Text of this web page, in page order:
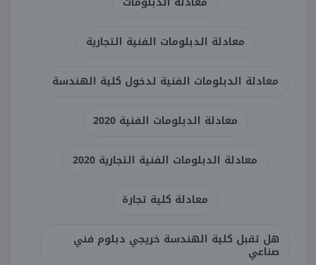
معادلة الدبلومات الفنية التجارية
معادلة الدبلومات الفنية لدخول كلية الهندسة
معادلة الدبلومات الفنية 2020
معادلة الدبلومات الفنية التجارية 2020
معادلة كلية تجارة
هل تقبل كلية الهندسة خريجي دبلوم فني
صناعي